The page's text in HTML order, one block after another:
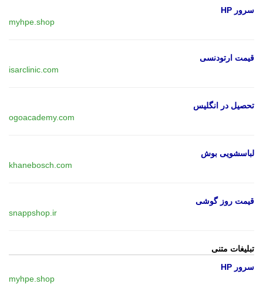
سرور HP
myhpe.shop
قیمت ارتودنسی
isarclinic.com
تحصیل در انگلیس
ogoacademy.com
لباسشویی بوش
khanebosch.com
قیمت روز گوشی
snappshop.ir
تبلیغات متنی
سرور HP
myhpe.shop